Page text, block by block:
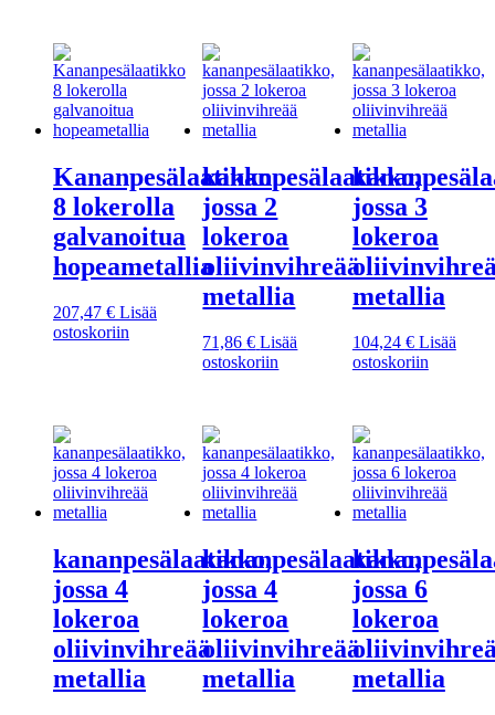
Kananpesälaatikko
8 lokerolla
galvanoitua
hopeametallia
207,47 € Lisää
ostoskoriin
kananpesälaatikko,
jossa 2
lokeroa
oliivinvihreää
metallia
71,86€ Lisää
ostoskoriin
jossa 3
lokeroa
metallia
104,24 € Lisää
ostoskoriin
kananpesälaatikko,
jossa 4
lokeroa
oliivinvihreää
metallia
kananpesälaatikko,
jossa 4
lokeroa
oliivinvihreää
metallia
jossa 6
lokeroa
metallia